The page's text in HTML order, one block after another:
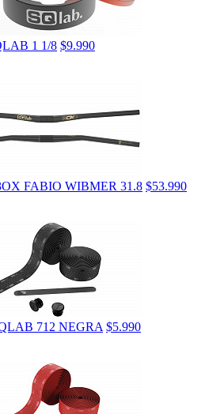
1 1/8 $9.990
FABIO WIBMER 31.8 $53.990
712 NEGRA $5.990